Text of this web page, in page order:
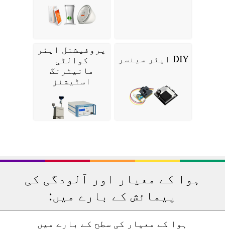
DIY ایئر سینسر
پروفیشنل ایئر
کوالٹی
مانیٹرنگ
اسٹیشنز
ہوا کے معیار اور آلودگی کی
پیمائش کے بارے میں:
ہوا کے معیار کی سطح کے بارے میں